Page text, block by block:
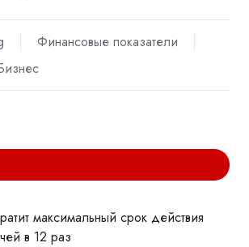
Финансовые показатели
максимальный срок действия
в 12 раз